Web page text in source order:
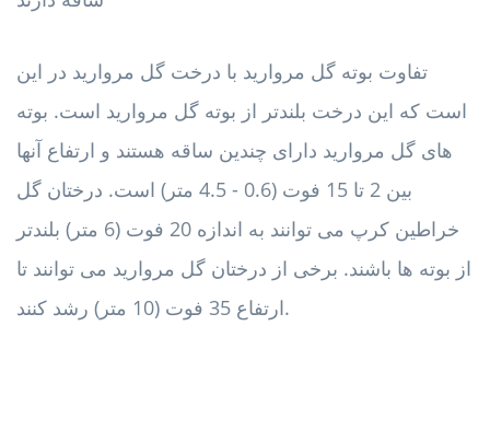
تفاوت بوته گل مروارید با درخت گل مروارید در این
است که این درخت بلندتر از بوته گل مروارید است. بوته
های گل مروارید دارای چندین ساقه هستند و ارتفاع آنها
بین 2 تا 15 فوت (0.6 - 4.5 متر) است. درختان گل
خراطین کرپ می توانند به اندازه 20 فوت (6 متر) بلندتر
از بوته ها باشند. برخی از درختان گل مروارید می توانند تا
ارتفاع 35 فوت (10 متر) رشد کنند.